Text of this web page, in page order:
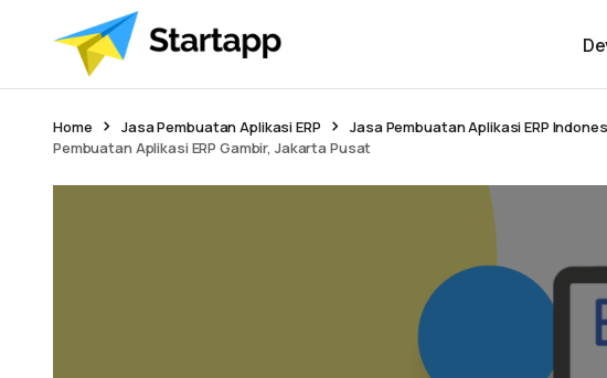
Home Jasa Pembuatan Aplikasi ERP Jasa Pembuatan Aplikasi ERP
Pembuatan Aplikasi ERP Gambir, Jakarta Pusat